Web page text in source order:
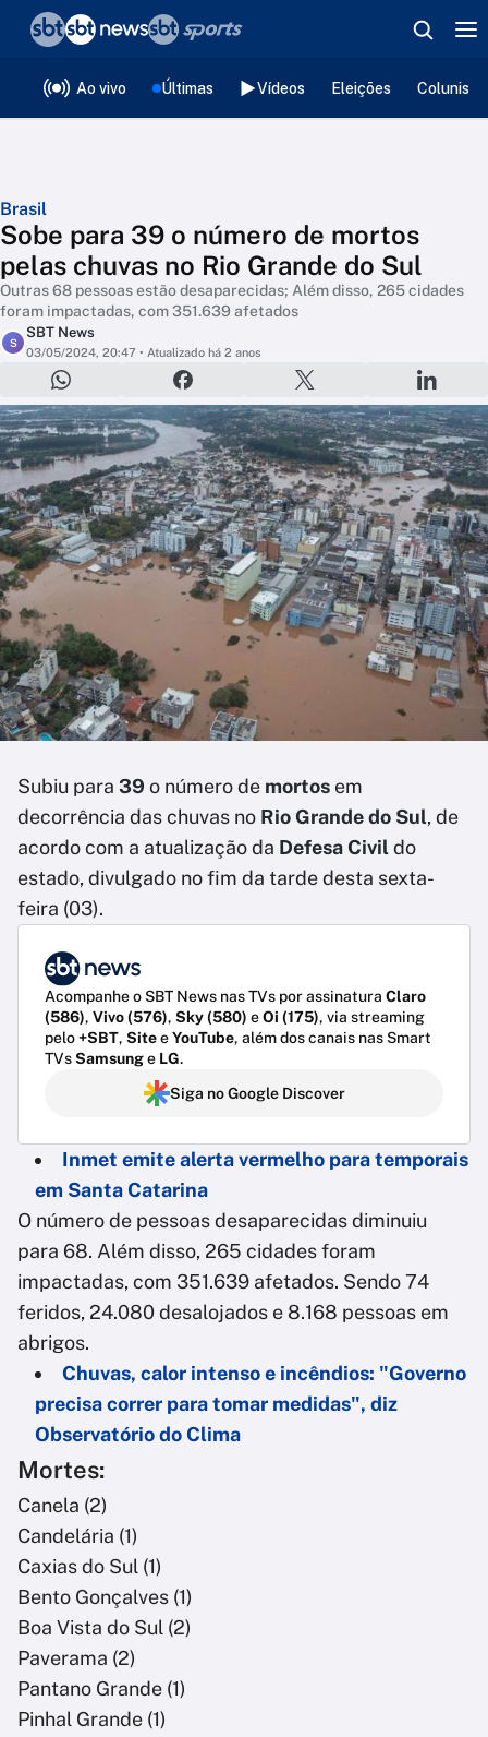
Ao vivo Últimas Vídeos Eleições
Brasil
Sobe para 39 o número de mortos
pelas chuvas no Rio Grande do Sul
Outras 68 pessoas estão desaparecidas; Além disso, 265 cidades
foram impactadas, com 351.639 afetados
S
SBT News
03/05/2024, 20:47 • Atualizado há 2 anos
Subiu para 39 o número de mortos em
decorrência das chuvas no Rio Grande do Sul, de
acordo com a atualização da Defesa Civildo
estado, divulgado no fim da tarde desta sexta-
feira (03).
Acompanhe o SBT News nas TVs por assinatura Claro
(586), Vivo (576), Sky (580) eOi (175), via streaming
pelo+SBT, SiteeYouTube, além dos canais nas Smart
TVsSamsunge LG.
Siga no Google Discover
Inmet emite alerta vermelho para temporais
em Santa Catarina
O número de pessoas desaparecidas diminuiu
para 68. Além disso, 265 cidades foram
impactadas, com 351.639 afetados. Sendo 74
feridos, 24.080 desalojados e 8.168 pessoas em
abrigos.
Chuvas, calor intenso e incêndios: "Governo
precisa correr para tomar medidas", diz
Observatório do Clima
Mortes:
Canela (2)
Candelária (1)
Caxias do Sul (1)
Bento Gonçalves (1)
Boa Vista do Sul (2)
Paverama (2)
Pantano Grande (1)
Pinhal Grande (1)
❮voltar
Editorias